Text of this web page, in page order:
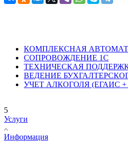
КОМПЛЕКСНАЯ
СОПРОВОЖДЕНИЕ 1С
ТЕХНИЧЕСКАЯ
ВЕДЕНИЕ
УЧЕТ АЛКОГОЛЯ (ЕГАИС +
5
Услуги
Информация